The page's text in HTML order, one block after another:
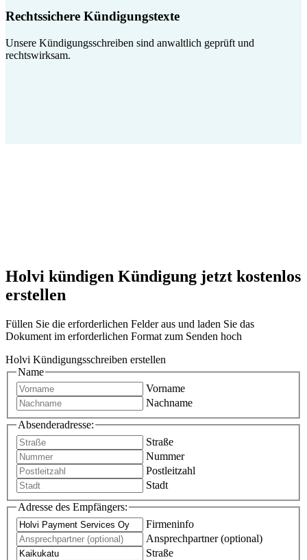
Rechtssichere Kündigungstexte
Unsere Kündigungsschreiben sind anwaltlich geprüft und
rechtswirksam.
Holvi kündigen Kündigung jetzt kostenlos
erstellen
Füllen Sie die erforderlichen Felder aus und laden Sie das
Dokument im erforderlichen Format zum Senden hoch
Holvi Kündigungsschreiben erstellen
Name
Vorname
Nachname
Absenderadresse:
Straße
Nummer
Postleitzahl
Stadt
Adresse des Empfängers:
Firmeninfo
Ansprechpartner (optional)
Straße